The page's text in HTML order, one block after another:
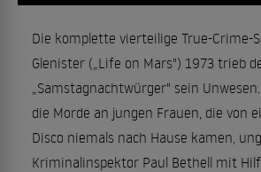
Die komplette vierteilige True-Crime-
Glenister („Life on Mars") 1973 trieb
„Samstagnachtwürger" sein
die Morde an jungen Frauen, die von
Disco niemals nach Hause kamen,
Kriminalinspektor Paul Bethell mit